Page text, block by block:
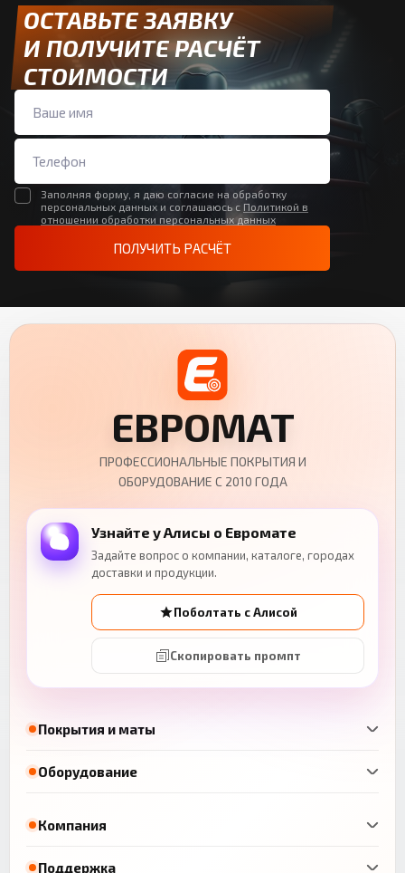
ОСТАВЬТЕ ЗАЯВКУ
И ПОЛУЧИТЕ РАСЧЁТ
СТОИМОСТИ
Заполняя форму, я даю согласие на обработку
персональных данных и соглашаюсь с Политикой в
отношении обработки персональных данных
ПОЛУЧИТЬ РАСЧЁТ
Покрытия и маты
Оборудование
ЕВРОМАТ
ПРОФЕССИОНАЛЬНЫЕ ПОКРЫТИЯ И
ОБОРУДОВАНИЕ С 2010 ГОДА
Узнайте у Алисы о Евромате
Задайте вопрос о компании, каталоге, городах
доставки и продукции.
Поболтать с Алисой
Скопировать промпт
Компания
Поддержка